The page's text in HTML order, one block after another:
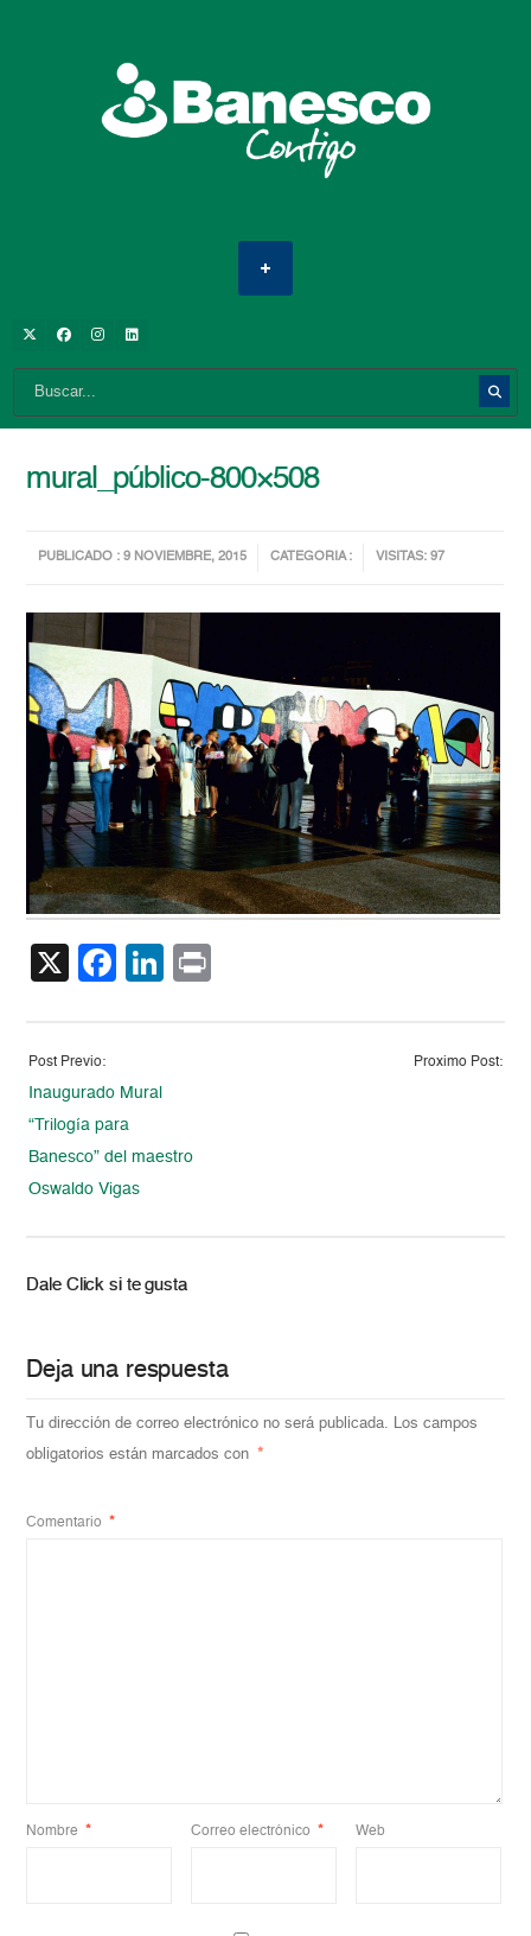
mural_público-800×508
PUBLICADO : 9 NOVIEMBRE, 2015 CATEGORIA : VISITAS: 97
X Facebook
LinkedIn
Post Previo:
Inaugurado Mural
“Trilogía para
Banesco” del maestro
Oswaldo Vigas
Proximo Post:
Dale Click si te gusta
Deja una respuesta
Tu dirección de correo electrónico no será publicada. Los campos
obligatorios están marcados con
*
Comentario *
Nombre * Correo electrónico * Web